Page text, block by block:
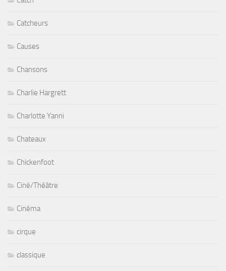
Catcheurs
Causes
Chansons
Charlie Hargrett
Charlotte Yanni
Chateaux
Chickenfoot
Ciné/Théâtre
Cinéma
cirque
classique